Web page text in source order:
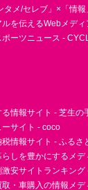
タメ/セレブ」×「情
を伝えるWebメデ
ーツニュース -
情報サイト - 芝生の
サイト - coco
情報サイト - ふるさ
しを豊かにするメデ
安サイトランキン
・車購入の情報メデ